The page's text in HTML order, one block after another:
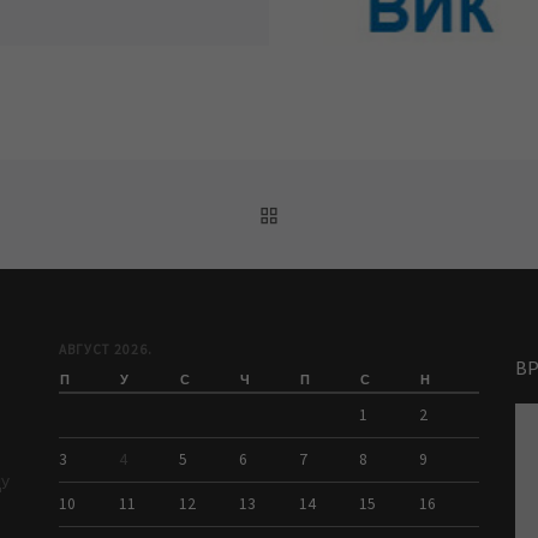
АВГУСТ 2026.
П У С Ч П С Н
1 2
3 4 5 6 7 8 9
10 11 12 13 14 15 16